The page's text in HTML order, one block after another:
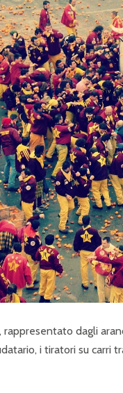
dagli
i tiratori su carri